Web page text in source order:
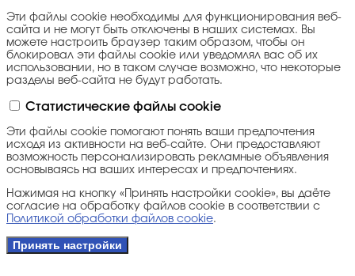
Эти файлы cookie необходимы для функционирования веб-
сайта и не могут быть отключены в наших системах. Вы
можете настроить браузер таким образом, чтобы он
блокировал эти файлы cookie или уведомлял вас об их
использовании, но в таком случае возможно, что некоторые
разделы веб-сайта не будут работать.
Статистические файлы cookie
Эти файлы cookie помогают понять ваши предпочтения
исходя из активности на веб-сайте. Они предоставляют
возможность персонализировать рекламные объявления
основываясь на ваших интересах и предпочтениях.
Нажимая на кнопку «Принять настройки cookie», вы даёте
согласие на обработку файлов cookie в соответствии с
Политикой обработки файлов cookie.
Принять настройки